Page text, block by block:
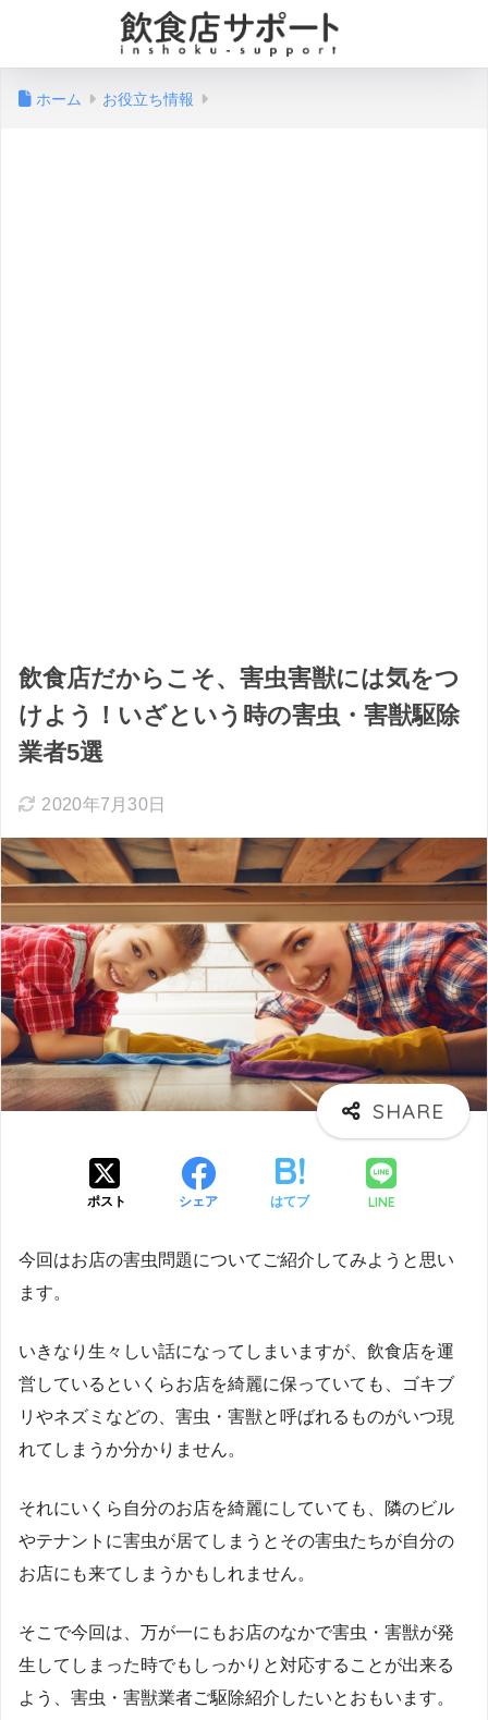
ホーム お役立ち情報
飲食店だからこそ、害虫害獣には気をつ
けよう！いざという時の害虫・害獣駆除
業者5選
2020年7月30日
ポスト シェア はてブ LINE
今回はお店の害虫問題についてご紹介してみようと思い
ます。
いきなり生々しい話になってしまいますが、飲食店を運
営しているといくらお店を綺麗に保っていても、ゴキブ
リやネズミなどの、害虫・害獣と呼ばれるものがいつ現
れてしまうか分かりません。
それにいくら自分のお店を綺麗にしていても、隣のビル
やテナントに害虫が居てしまうとその害虫たちが自分の
お店にも来てしまうかもしれません。
そこで今回は、万が一にもお店のなかで害虫・害獣が発
生してしまった時でもしっかりと対応することが出来る
よう、害虫・害獣業者ご駆除紹介したいとおもいます。